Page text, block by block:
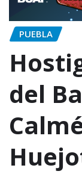
PUEBLA
del